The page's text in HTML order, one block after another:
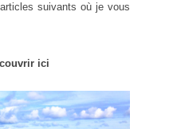
suivants où je vous
couvrir ici